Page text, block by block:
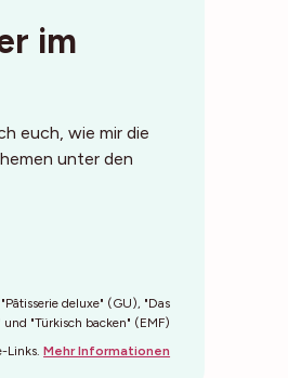
im
euch, wie mir die
unter den
deluxe" (GU), "Das
"Türkisch backen" (EMF)
Links.Mehr Informationen